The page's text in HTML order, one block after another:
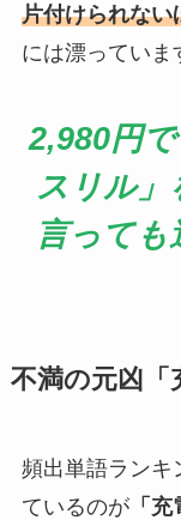
片付けられない
には漂っていま
2,980円
スリル」
言っても
不満の元凶「
頻出単語ランキ
ているのが「充